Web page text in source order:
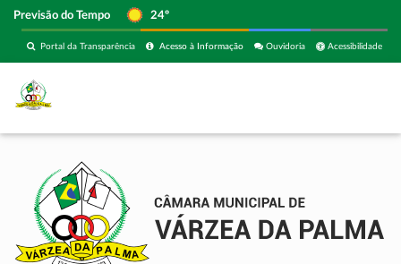
Previsão do Tempo 24º
Acessibilidade
Ouvidoria
Acesso à Informação
Portal da Transparência